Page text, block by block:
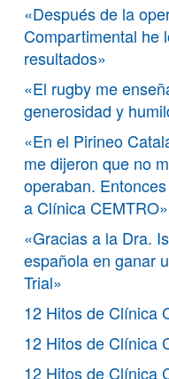
«Después de la
Compartimental he
resultados»
«El rugby me
generosidad y
«En el Pirineo
me dijeron que no
operaban.
a Clínica CEMTRO»
«Gracias a la Dra.
española en ganar
Trial»
12 Hitos de Clínica
12 Hitos de Clínica
12 Hitos de Clínica